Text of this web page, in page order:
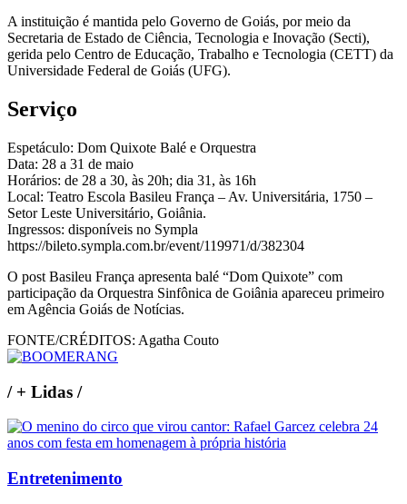
A instituição é mantida pelo Governo de Goiás, por meio da
Secretaria de Estado de Ciência, Tecnologia e Inovação (Secti),
gerida pelo Centro de Educação, Trabalho e Tecnologia (CETT) da
Universidade Federal de Goiás (UFG).
Serviço
Espetáculo: Dom Quixote Balé e Orquestra
Data: 28 a 31 de maio
Horários: de 28 a 30, às 20h; dia 31, às 16h
Local: Teatro Escola Basileu França – Av. Universitária, 1750 –
Setor Leste Universitário, Goiânia.
Ingressos: disponíveis no Sympla
https://bileto.sympla.com.br/event/119971/d/382304
O post Basileu França apresenta balé “Dom Quixote” com
participação da Orquestra Sinfônica de Goiânia apareceu primeiro
em Agência Goiás de Notícias.
FONTE/CRÉDITOS: Agatha Couto
/+ Lidas /
Entretenimento